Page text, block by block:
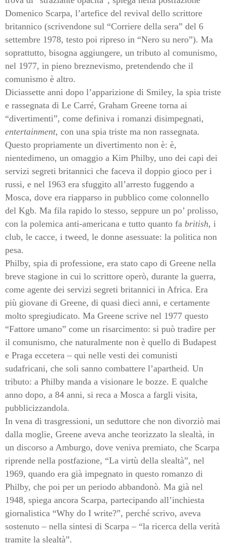
Domenico Scarpa, l’artefice del revival dello scrittore
britannico (scrivendone sul “Corriere della sera” del 6
settembre 1978, testo poi ripreso in “Nero su nero”). Ma
soprattutto, bisogna aggiungere, un tributo al comunismo,
nel 1977, in pieno breznevismo, pretendendo che il
comunismo è altro.
Diciassette anni dopo l’apparizione di Smiley, la spia triste
e rassegnata di Le Carré, Graham Greene torna ai
“divertimenti”, come definiva i romanzi disimpegnati,
entertainment, con una spia triste ma non rassegnata.
Questo propriamente un divertimento non è: è,
nientedimeno, un omaggio a Kim Philby, uno dei capi dei
servizi segreti britannici che faceva il doppio gioco per i
russi, e nel 1963 era sfuggito all’arresto fuggendo a
Mosca, dove era riapparso in pubblico come colonnello
del Kgb. Ma fila rapido lo stesso, seppure un po’ prolisso,
con la polemica anti-americana e tutto quanto fa british, i
club, le cacce, i tweed, le donne asessuate: la politica non
pesa.
Philby, spia di professione, era stato capo di Greene nella
breve stagione in cui lo scrittore operò, durante la guerra,
come agente dei servizi segreti britannici in Africa. Era
più giovane di Greene, di quasi dieci anni, e certamente
molto spregiudicato. Ma Greene scrive nel 1977 questo
“Fattore umano” come un risarcimento: si può tradire per
il comunismo, che naturalmente non è quello di Budapest
e Praga eccetera – qui nelle vesti dei comunisti
sudafricani, che soli sanno combattere l’apartheid. Un
tributo: a Philby manda a visionare le bozze. E qualche
anno dopo, a 84 anni, si reca a Mosca a fargli visita,
pubblicizzandola.
In vena di trasgressioni, un seduttore che non divorziò mai
dalla moglie, Greene aveva anche teorizzato la slealtà, in
un discorso a Amburgo, dove veniva premiato, che Scarpa
riprende nella postfazione, “La virtù della slealtà”, nel
1969, quando era già impegnato in questo romanzo di
Philby, che poi per un periodo abbandonò. Ma già nel
1948, spiega ancora Scarpa, partecipando all’inchiesta
giornalistica “Why do I write?”, perché scrivo, aveva
sostenuto – nella sintesi di Scarpa – “la ricerca della verità
tramite la slealtà”.